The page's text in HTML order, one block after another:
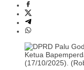
Ketua
(17/10/2025).